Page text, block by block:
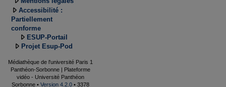
Accessibilité :
Partiellement
conforme
ESUP-Portail
Projet Esup-Pod
Médiathèque de l'université Paris 1
Panthéon-Sorbonne | Plateforme
vidéo - Université Panthéon
Sorbonne • Version 4.2.0 • 3378